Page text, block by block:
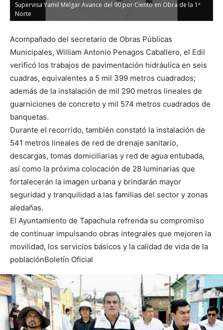
Supervisa Yamil Melgar Avance del 90 por Ciento en Obra de la 1ª
Norte
Acompañado del secretario de Obras Públicas
Municipales, William Antonio Penagos Caballero, el Edil
verificó los trabajos de pavimentación hidráulica en seis
cuadras, equivalentes a 5 mil 399 metros cuadrados;
además de la instalación de mil 290 metros lineales de
guarniciones de concreto y mil 574 metros cuadrados de
banquetas.
Durante el recorrido, también constató la instalación de
541 metros lineales de red de drenaje sanitario,
descargas, tomas domiciliarias y red de agua entubada,
así como la próxima colocación de 28 luminarias que
fortalecerán la imagen urbana y brindarán mayor
seguridad y tranquilidad a las familias del sector y zonas
aledañas.
El Ayuntamiento de Tapachula refrenda su compromiso
de continuar impulsando obras integrales que mejoren la
movilidad, los servicios básicos y la calidad de vida de la
poblaciónBoletín Oficial